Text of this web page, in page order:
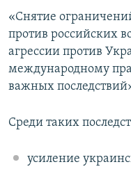
«Снятие
против российских
агрессии против
международному
важных
Среди таких
усиление